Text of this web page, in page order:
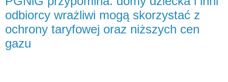
odbiorcy wrażliwi mogą skorzystać z
ochrony taryfowej oraz niższych cen
gazu